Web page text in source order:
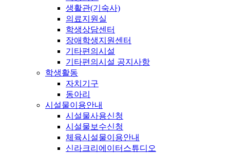
생활관(기숙사)
의료지원실
학생상담센터
장애학생지원센터
기타편의시설
기타편의시설 공지사항
학생활동
자치기구
동아리
시설물이용안내
시설물사용신청
시설물보수신청
체육시설물이용안내
신라크리에이터스튜디오